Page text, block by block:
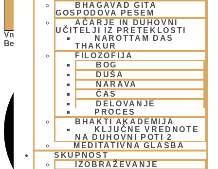
BHAGAVAD GITA
GOSPODOVA PESEM
AČARJE IN DUHOVNI
UČITELJI IZ PRETEKLOSTI
NAROTTAM DAS
THAKUR
FILOZOFIJA
BOG
DUŠA
NARAVA
ČAS
DELOVANJE
PROCES
BHAKTI AKADEMIJA
KLJUČNE VREDNOTE
NA DUHOVNI POTI 2
MEDITATIVNA GLASBA
SKUPNOST
IZOBRAŽEVANJE
ISKANJE
Vnesite Ključno Besedo. Poiščite Dogodki Po Ključni
Besedi.